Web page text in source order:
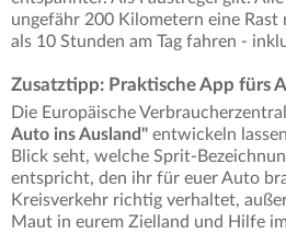
ungefähr 200 Kilometern eine
als 10 Stunden am Tag fahren -
Zusatztipp: Praktische App fürs
Die Europäische
Auto ins Ausland" entwickeln
Blick seht, welche Sprit-
entspricht, den ihr für euer Auto
Kreisverkehr richtig verhaltet,
Maut in eurem Zielland und Hilfe